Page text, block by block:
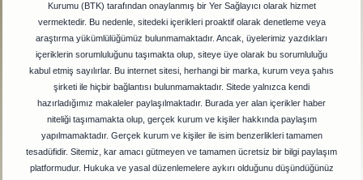
Kurumu (BTK) tarafından onaylanmış bir Yer Sağlayıcı olarak hizmet
vermektedir. Bu nedenle, sitedeki içerikleri proaktif olarak denetleme veya
araştırma yükümlülüğümüz bulunmamaktadır. Ancak, üyelerimiz yazdıkları
içeriklerin sorumluluğunu taşımakta olup, siteye üye olarak bu sorumluluğu
kabul etmiş sayılırlar. Bu internet sitesi, herhangi bir marka, kurum veya şahıs
şirketi ile hiçbir bağlantısı bulunmamaktadır. Sitede yalnızca kendi
hazırladığımız makaleler paylaşılmaktadır. Burada yer alan içerikler haber
niteliği taşımamakta olup, gerçek kurum ve kişiler hakkında paylaşım
yapılmamaktadır. Gerçek kurum ve kişiler ile isim benzerlikleri tamamen
tesadüfidir. Sitemiz, kar amacı gütmeyen ve tamamen ücretsiz bir bilgi paylaşım
platformudur. Hukuka ve yasal düzenlemelere aykırı olduğunu düşündüğünüz